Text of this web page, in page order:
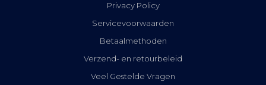
Privacy Policy
Servicevoorwaarden
Betaalmethoden
Verzend- en retourbeleid
Veel Gestelde Vragen